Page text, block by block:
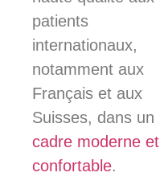
patients
internationaux,
notamment aux
Français et aux
Suisses, dans un
cadre moderne et
confortable.